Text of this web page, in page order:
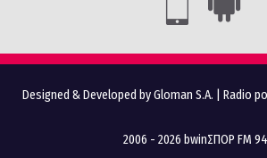
Designed & Developed by Gloman S.A. Radio
2006 - 2026 bwinΣΠΟΡ FM